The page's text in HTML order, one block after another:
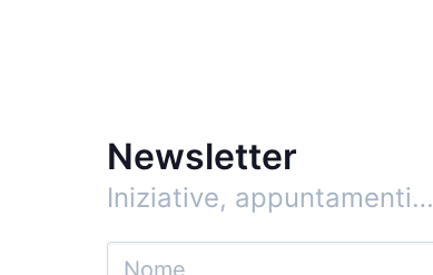
Newsletter
Iniziative, appuntamenti…